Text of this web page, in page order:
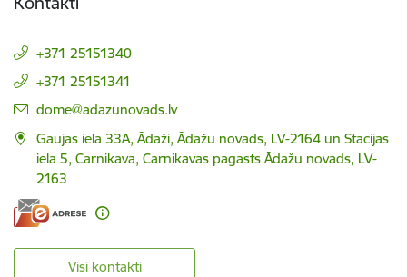
+371 25151340
+371 25151341
E-pasts:
dome@adazunovads.lv
Gaujas iela 33A, Ādaži, Ādažu novads, LV-2164 un Stacijas
iela 5, Carnikava, Carnikavas pagasts Ādažu novads, LV-
2163
Visi kontakti